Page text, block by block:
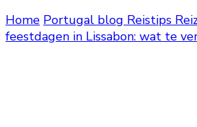
Home Portugal blog Reistips
feestdagen in Lissabon: wat te